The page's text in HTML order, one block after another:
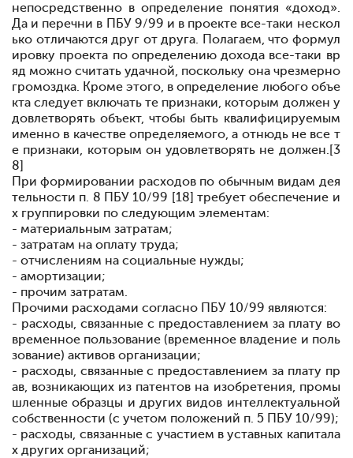
непосредственно в определение понятия «доход».
Да и перечни в ПБУ 9/99 и в проекте все-таки нескол
ько отличаются друг от друга. Полагаем, что формул
ировку проекта по определению дохода все-таки вр
яд можно считать удачной, поскольку она чрезмерно
громоздка. Кроме этого, в определение любого объе
кта следует включать те признаки, которым должен у
довлетворять объект, чтобы быть квалифицируемым
именно в качестве определяемого, а отнюдь не все т
е признаки, которым он удовлетворять не должен.[3
8]
При формировании расходов по обычным видам дея
тельности п. 8 ПБУ 10/99 [18] требует обеспечение и
х группировки по следующим элементам:
- материальным затратам;
- затратам на оплату труда;
- отчислениям на социальные нужды;
- амортизации;
- прочим затратам.
Прочими расходами согласно ПБУ 10/99 являются:
- расходы, связанные с предоставлением за плату во
временное пользование (временное владение и поль
зование) активов организации;
- расходы, связанные с предоставлением за плату пр
ав, возникающих из патентов на изобретения, промы
шленные образцы и других видов интеллектуальной
собственности (с учетом положений п. 5 ПБУ 10/99);
- расходы, связанные с участием в уставных капитала
х других организаций;